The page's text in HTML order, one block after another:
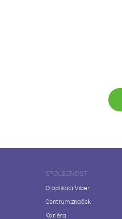
SPOLEČNOST
O aplikaci Viber
Centrum značek
Kariéra